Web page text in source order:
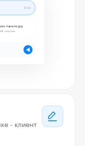
- клиент